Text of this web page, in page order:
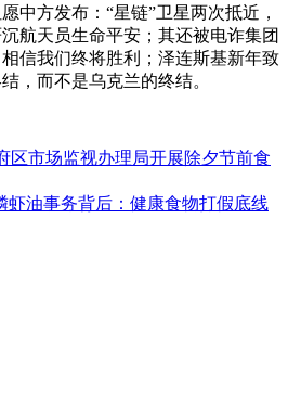
中方发布：“星链”卫星两次抵近，
航天员生命平安；其还被电诈集团
信我们终将胜利；泽连斯基新年致
，而不是乌克兰的终结。
区市场监视办理局开展除夕节前食
虾油事务背后：健康食物打假底线